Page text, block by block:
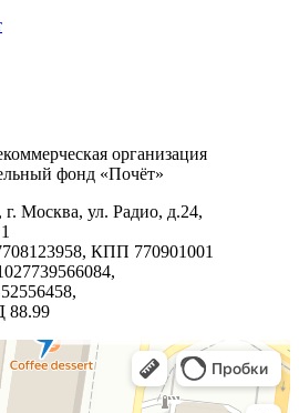
организация
фонд «Почёт»
г. Москва, ул. Радио, д.24,
КПП 770901001